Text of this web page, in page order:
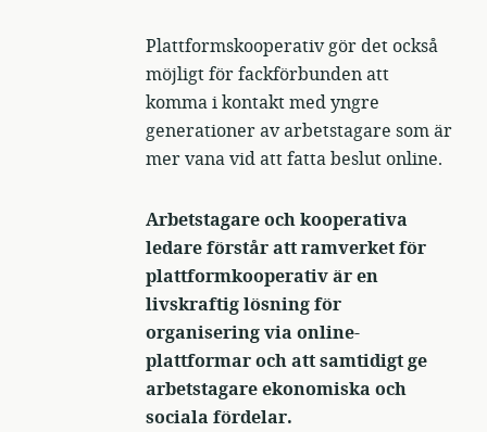
Plattformskooperativ gör det också
möjligt för fackförbunden att
komma i kontakt med yngre
generationer av arbetstagare som är
mer vana vid att fatta beslut online.
Arbetstagare och kooperativa
ledare förstår att ramverket för
plattformkooperativ är en
livskraftig lösning för
organisering via online-
plattformar och att samtidigt ge
arbetstagare ekonomiska och
sociala fördelar.